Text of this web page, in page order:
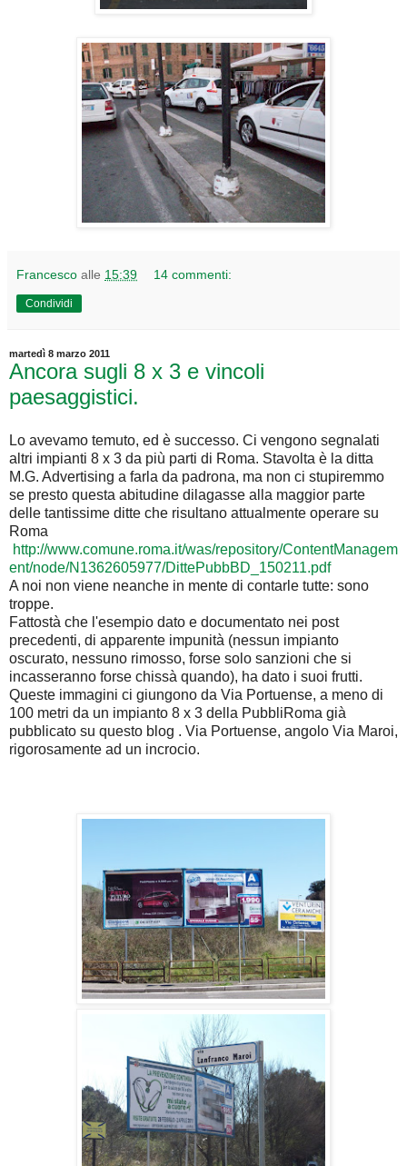
Francesco alle 15:39 14 commenti:
Condividi
martedì 8 marzo 2011
Ancora sugli 8 x 3 e vincoli
paesaggistici.
Lo avevamo temuto, ed è successo. Ci vengono segnalati
altri impianti 8 x 3 da più parti di Roma. Stavolta è la ditta
M.G. Advertising a farla da padrona, ma non ci stupiremmo
se presto questa abitudine dilagasse alla maggior parte
delle tantissime ditte che risultano attualmente operare su
Roma
http://www.comune.roma.it/was/repository/ContentManagem
ent/node/N1362605977/DittePubbBD_150211.pdf
A noi non viene neanche in mente di contarle tutte: sono
troppe.
Fattostà che l'esempio dato e documentato nei post
precedenti, di apparente impunità (nessun impianto
oscurato, nessuno rimosso, forse solo sanzioni che si
incasseranno forse chissà quando), ha dato i suoi frutti.
Queste immagini ci giungono da Via Portuense, a meno di
100 metri da un impianto 8 x 3 della PubbliRoma già
pubblicato su questo blog . Via Portuense, angolo Via Maroi,
rigorosamente ad un incrocio.